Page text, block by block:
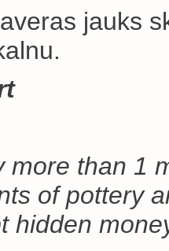
jauks
more than 1
of pottery
hidden